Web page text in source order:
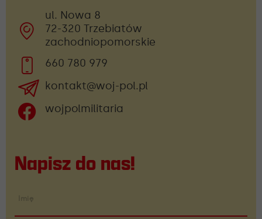
ul. Nowa 8
72-320 Trzebiatów
zachodniopomorskie
660 780 979
kontakt@woj-pol.pl
wojpolmilitaria
Napisz do nas!